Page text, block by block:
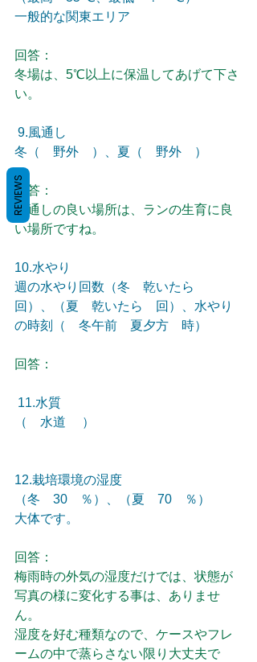
一般的な関東エリア
回答：
冬場は、5℃以上に保温してあげて下さ
い。
9.風通し
冬（　野外　）、夏（　野外　）
回答：
風通しの良い場所は、ランの生育に良
い場所ですね。
10.水やり
週の水やり回数（冬　乾いたら
回）、（夏　乾いたら　回）、水やり
の時刻（　冬午前　夏夕方　時）
回答：
11.水質
（　水道 　）
12.栽培環境の湿度
（冬　30　％）、（夏　70　％）
大体です。
回答：
梅雨時の外気の湿度だけでは、状態が
写真の様に変化する事は、ありませ
ん。
湿度を好む種類なので、ケースやフレ
ームの中で蒸らさない限り大丈夫で
REVIEWS